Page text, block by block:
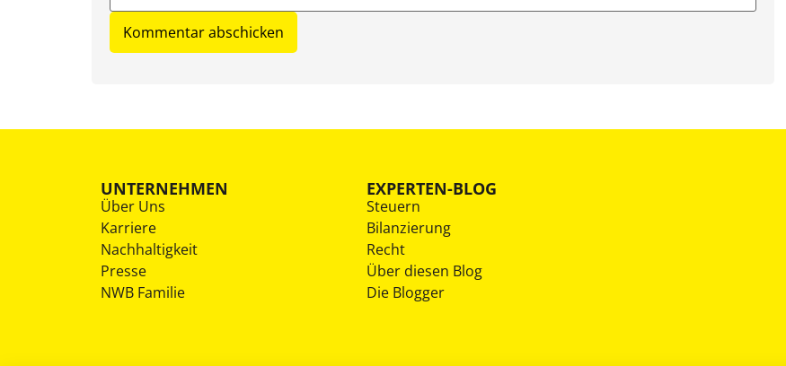
UNTERNEHMEN
Über Uns
Karriere
Nachhaltigkeit
Presse
NWB Familie
EXPERTEN-BLOG
Steuern
Bilanzierung
Recht
Über diesen Blog
Die Blogger